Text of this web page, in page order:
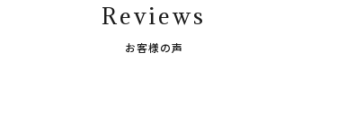
Reviews
お客様の声